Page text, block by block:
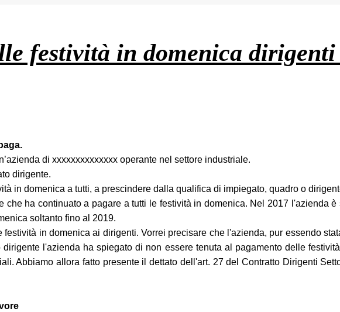
festività in domenica
di xxxxxxxxxxxxxx operante nel settore industriale.
dirigente.
in domenica a tutti, a prescindere dalla qualifica di impiegato, quadro o
ha continuato a pagare a tutti le festività in domenica. Nel 2017 l'azienda
soltanto fino al 2019.
in domenica ai dirigenti. Vorrei precisare che l'azienda, pur essendo
l'azienda ha spiegato di non essere tenuta al pagamento delle
Abbiamo allora fatto presente il dettato dell'art. 27 del Contratto Dirigenti